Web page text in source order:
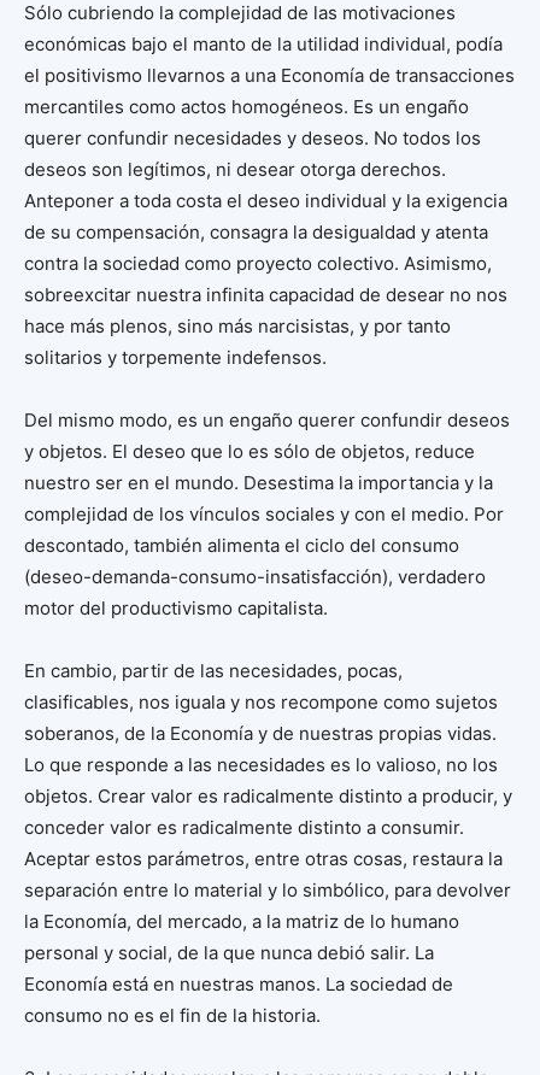
Sólo cubriendo la complejidad de las motivaciones
económicas bajo el manto de la utilidad individual, podía
el positivismo llevarnos a una Economía de transacciones
mercantiles como actos homogéneos. Es un engaño
querer confundir necesidades y deseos. No todos los
deseos son legítimos, ni desear otorga derechos.
Anteponer a toda costa el deseo individual y la exigencia
de su compensación, consagra la desigualdad y atenta
contra la sociedad como proyecto colectivo. Asimismo,
sobreexcitar nuestra infinita capacidad de desear no nos
hace más plenos, sino más narcisistas, y por tanto
solitarios y torpemente indefensos.
Del mismo modo, es un engaño querer confundir deseos
y objetos. El deseo que lo es sólo de objetos, reduce
nuestro ser en el mundo. Desestima la importancia y la
complejidad de los vínculos sociales y con el medio. Por
descontado, también alimenta el ciclo del consumo
(deseo-demanda-consumo-insatisfacción), verdadero
motor del productivismo capitalista.
En cambio, partir de las necesidades, pocas,
clasificables, nos iguala y nos recompone como sujetos
soberanos, de la Economía y de nuestras propias vidas.
Lo que responde a las necesidades es lo valioso, no los
objetos. Crear valor es radicalmente distinto a producir, y
conceder valor es radicalmente distinto a consumir.
Aceptar estos parámetros, entre otras cosas, restaura la
separación entre lo material y lo simbólico, para devolver
la Economía, del mercado, a la matriz de lo humano
personal y social, de la que nunca debió salir. La
Economía está en nuestras manos. La sociedad de
consumo no es el fin de la historia.